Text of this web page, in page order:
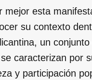
mejor esta
su contexto
un conjunto
caracterizan por
y participación